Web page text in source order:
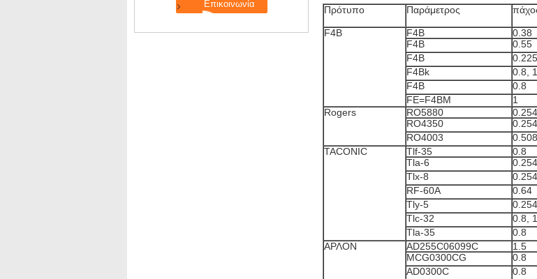
Πρότυπο
Παράμετρος
F4B F4B 0.38
F4B
0.55
F4B
F4Bk
0.8,
F4B
0.8
FE=F4BM
1
Rogers
RO5880
RO4350
RO4003
0.508
TACONIC
Tlf-35 0.8
Tla-6
Tlx-8
RF-60A
0.64
Tly-5
Tlc-32
0.8,
Tla-35
0.8
ΑΡΛΟΝ
AD255C06099C 1.5
MCG0300CG
0.8
AD0300C
0.8